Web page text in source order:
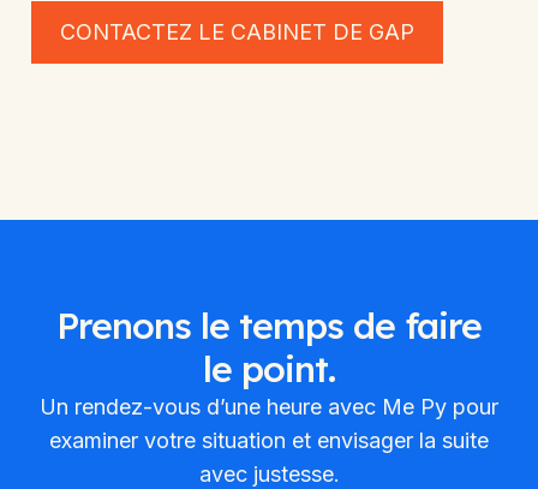
CONTACTEZ LE CABINET DE GAP
Prenons le temps de faire
le point.
Un rendez-vous d’une heure avec Me Py pour
examiner votre situation et envisager la suite
avec justesse.